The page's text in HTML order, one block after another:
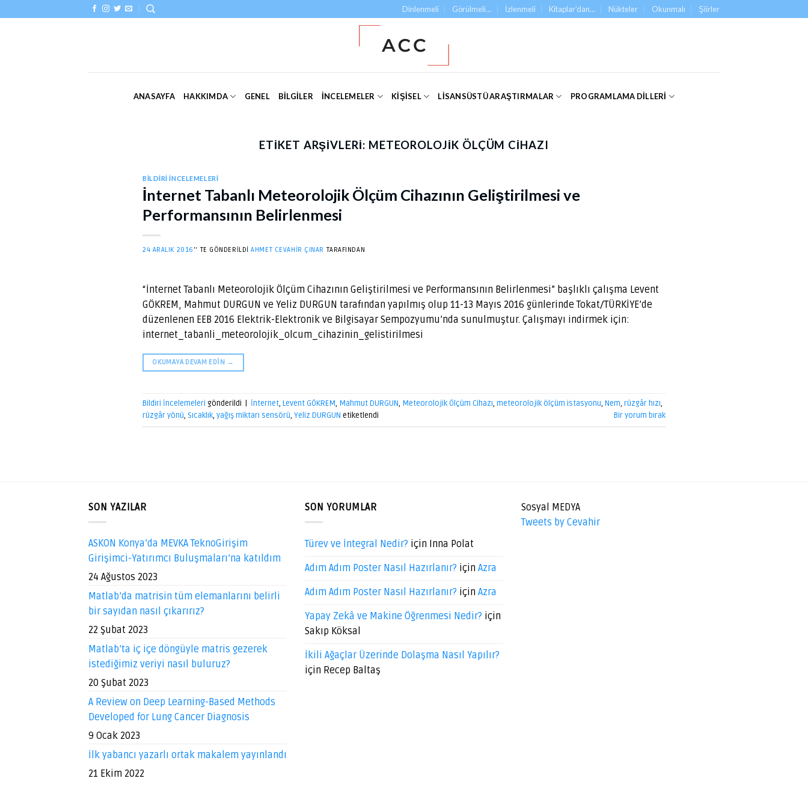
to
Dinlenmeli Görülmeli… İzlenmeli Kitaplar’dan… Nükteler Okunmalı Şiirler
ANASAYFA HAKKIMDA GENEL BILGILER İNCELEMELER KIŞISEL LISANSÜSTÜ ARAŞTIRMALAR PROGRAMLAMA DILLERI
ETIKET ARŞIVLERI: METEOROLOJIK ÖLÇÜM CIHAZI
BILDIRI İNCELEMELERI
İnternet Tabanlı Meteorolojik Ölçüm Cihazının Geliştirilmesi ve
Performansının Belirlenmesi
24 ARALIK 2016’' TE GÖNDERILDI AHMET CEVAHIR ÇINAR TARAFINDAN
“İnternet Tabanlı Meteorolojik Ölçüm Cihazının Geliştirilmesi ve Performansının Belirlenmesi” başlıklı çalışma Levent
GÖKREM, Mahmut DURGUN ve Yeliz DURGUN tarafından yapılmış olup 11-13 Mayıs 2016 günlerinde Tokat/TÜRKİYE’de
düzenlenen EEB 2016 Elektrik-Elektronik ve Bilgisayar Sempozyumu’nda sunulmuştur. Çalışmayı indirmek için:
internet_tabanli_meteorolojik_olcum_cihazinin_gelistirilmesi
OKUMAYA DEVAM EDIN →
Bildiri İncelemeleri gönderildi İnternet, Levent GÖKREM, Mahmut DURGUN, Meteorolojik Ölçüm Cihazı, meteorolojik ölçüm istasyonu, Nem, rüzgâr hızı,
rüzgâr yönü, Sıcaklık, yağış miktarı sensörü, Yeliz DURGUN etiketlendi Bir yorum bırak
SON YAZILAR
ASKON Konya’da MEVKA TeknoGirişim
Girişimci-Yatırımcı Buluşmaları’na katıldım
24 Ağustos 2023
Matlab’da matrisin tüm elemanlarını belirli
bir sayıdan nasıl çıkarırız?
22 Şubat 2023
Matlab’ta iç içe döngüyle matris gezerek
istediğimiz veriyi nasıl buluruz?
20 Şubat 2023
A Review on Deep Learning-Based Methods
Developed for Lung Cancer Diagnosis
9 Ocak 2023
İlk yabancı yazarlı ortak makalem yayınlandı
21 Ekim 2022
SON YORUMLAR
Türev ve İntegral Nedir? için Inna Polat
Adım Adım Poster Nasıl Hazırlanır? için Azra
Adım Adım Poster Nasıl Hazırlanır? için Azra
Yapay Zekâ ve Makine Öğrenmesi Nedir? için
Sakıp Köksal
İkili Ağaçlar Üzerinde Dolaşma Nasıl Yapılır?
için Recep Baltaş
Sosyal MEDYA
Tweets by Cevahir